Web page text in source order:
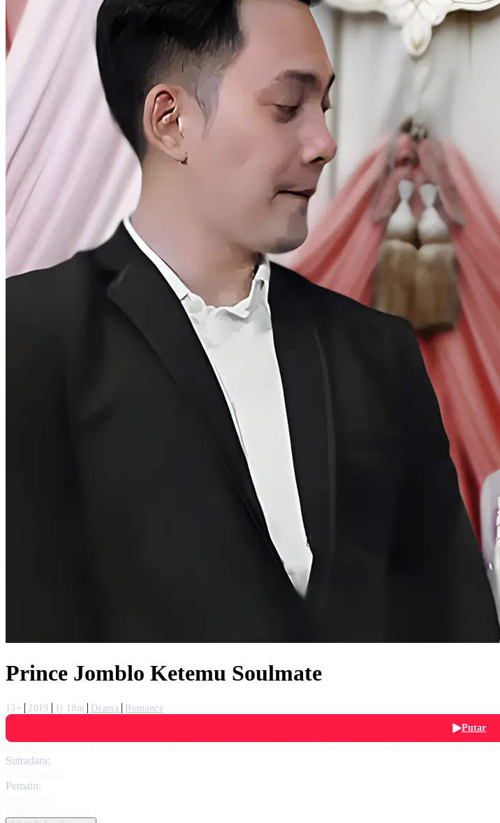
Prince Jomblo Ketemu Soulmate
13+ 2019 1j 18m Drama
Romance
Putar
Sutradara:
Pemain: